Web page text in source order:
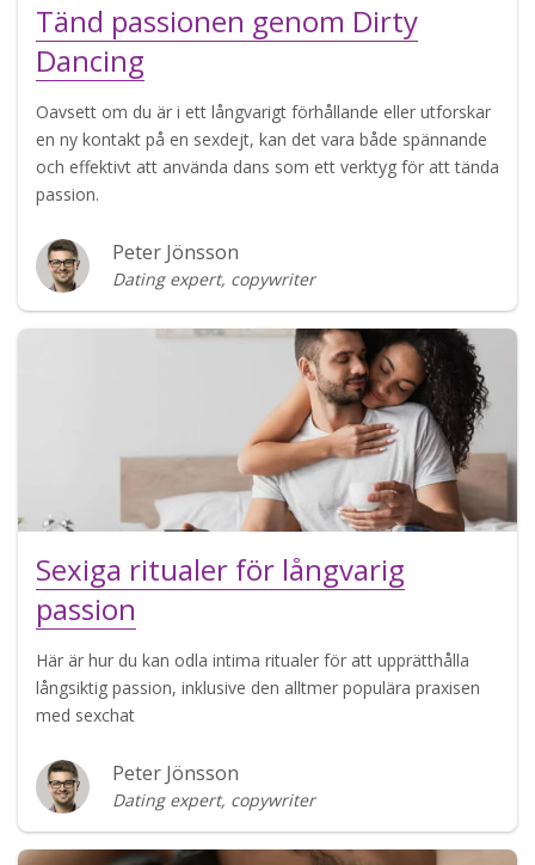
Tänd passionen genom Dirty
Dancing
Oavsett om du är i ett långvarigt förhållande eller utforskar
en ny kontakt på en sexdejt, kan det vara både spännande
och effektivt att använda dans som ett verktyg för att tända
passion.
Peter Jönsson
Dating expert, copywriter
Sexiga ritualer för långvarig
passion
Här är hur du kan odla intima ritualer för att upprätthålla
långsiktig passion, inklusive den alltmer populära praxisen
med sexchat
Peter Jönsson
Dating expert, copywriter